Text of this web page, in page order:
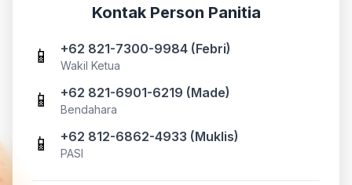
Kontak Person Panitia
📱 +62 821-7300-9984 (Febri)
Wakil Ketua
📱 +62 821-6901-6219 (Made)
Bendahara
📱 +62 812-6862-4933 (Muklis)
PASI